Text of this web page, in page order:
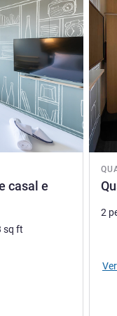
casal e
sq ft
2